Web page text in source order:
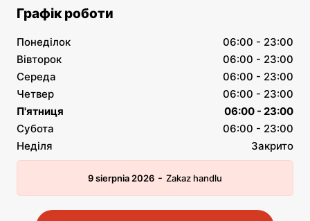
Графік роботи
Понеділок
06:00 - 23:00
Вівторок
06:00 - 23:00
Середа
06:00 - 23:00
Четвер
06:00 - 23:00
П'ятниця
06:00 - 23:00
Субота
06:00 - 23:00
Неділя
Закрито
9 sierpnia 2026 - Zakaz handlu